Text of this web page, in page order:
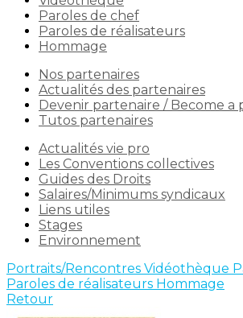
Paroles de chef
Paroles de réalisateurs
Hommage
Nos partenaires
Actualités des partenaires
Devenir partenaire / Become a
Tutos partenaires
Actualités vie pro
Les Conventions collectives
Guides des Droits
Salaires/Minimums syndicaux
Liens utiles
Stages
Environnement
Portraits/Rencontres Vidéothèque
Paroles de réalisateurs Hommage
Retour